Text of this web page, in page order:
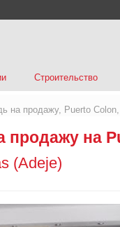
Строительство
на продажу, Puerto
продажу на
(Adeje)